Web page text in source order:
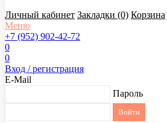
Личный кабинет Закладки (0) Корзина
Меню
+7 (952) 902-42-72
0
0
Вход / регистрация
E-Mail
Пароль